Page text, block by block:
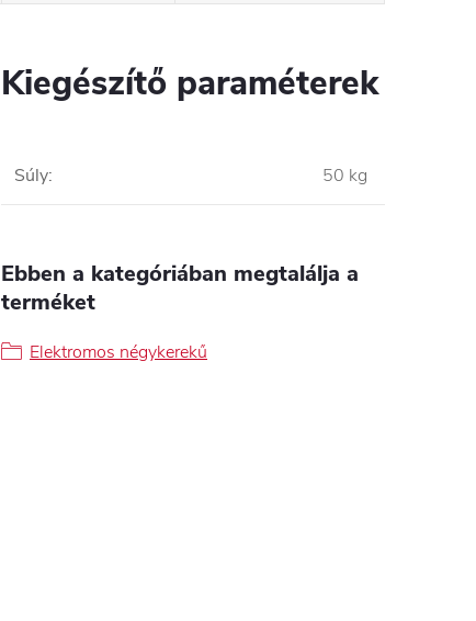
Kiegészítő paraméterek
Súly: 50 kg
Ebben a kategóriában megtalálja a
terméket
Elektromos négykerekű